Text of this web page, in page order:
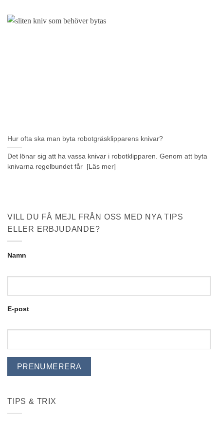
Hur ofta ska man byta robotgräsklipparens knivar?
Det lönar sig att ha vassa knivar i robotklipparen. Genom att byta
knivarna regelbundet får [Läs mer]
VILL DU FÅ MEJL FRÅN OSS MED NYA TIPS
ELLER ERBJUDANDE?
Namn
E-post
TIPS & TRIX